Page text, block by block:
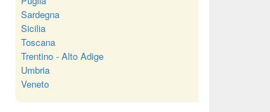
Sardegna
Sicilia
Toscana
Trentino - Alto Adige
Umbria
Veneto